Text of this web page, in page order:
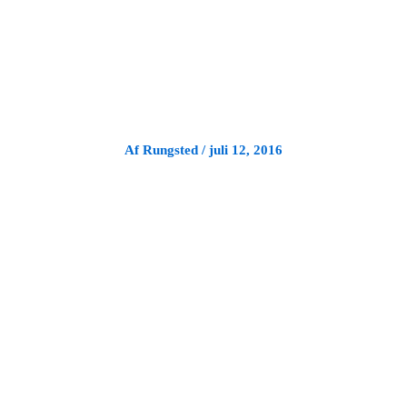
AfRungsted /juli 12, 2016